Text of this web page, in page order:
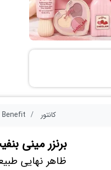
کانتور Benefit
برنزر مینی
ظاهر نهایی